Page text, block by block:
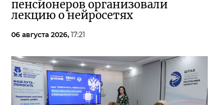
пенсионеров организовали
лекцию о нейросетях
06 августа 2026, 17:21